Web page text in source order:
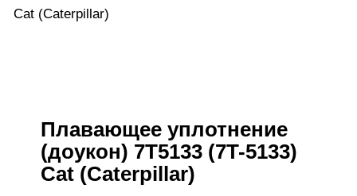
Cat (Caterpillar)
Плавающее уплотнение
(доукон) 7T5133 (7T-5133)
Cat (Caterpillar)